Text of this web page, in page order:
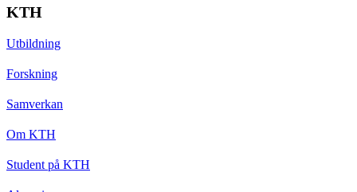
KTH
Utbildning
Forskning
Samverkan
Om KTH
Student på KTH